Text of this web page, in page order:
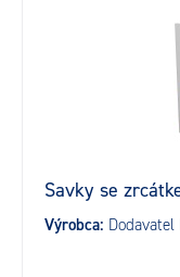
Savky se
Výrobca: Dodavatel